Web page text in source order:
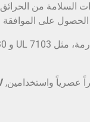
السلامة من
الحصول على الموافقة
عصرياً واستخدامين,